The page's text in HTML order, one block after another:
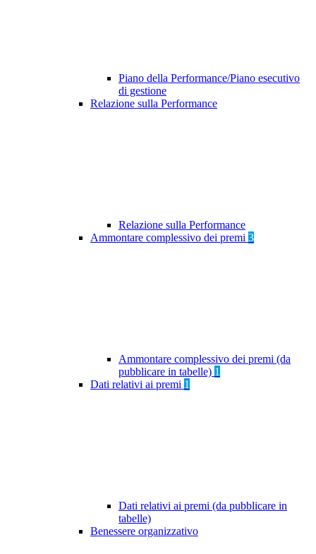
Piano della Performance/Piano esecutivo
di gestione
Relazione sulla Performance
Relazione sulla Performance
Ammontare complessivo dei premi 3
Ammontare complessivo dei premi (da
pubblicare in tabelle) 1
Dati relativi ai premi 1
Dati relativi ai premi (da pubblicare in
tabelle)
Benessere organizzativo